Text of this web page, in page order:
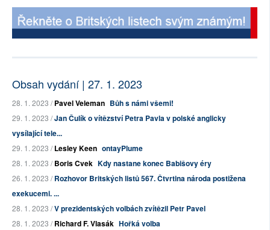
Obsah vydání | 27. 1. 2023
28. 1. 2023 /Pavel Veleman Bůh s námi všemi!
29. 1. 2023 /Jan Čulík o vítězství Petra Pavla v polské anglicky
vysílající tele...
29. 1. 2023 /Lesley Keen ontayPlume
28. 1. 2023 /Boris Cvek Kdy nastane konec Babišovy éry
26. 1. 2023 /Rozhovor Britských listů 567. Čtvrtina národa postižena
exekucemi. ...
28. 1. 2023 /V prezidentských volbách zvítězil Petr Pavel
28. 1. 2023 /Richard F. Vlasák Hořká volba